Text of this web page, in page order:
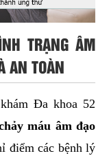
TRẠNG ÂM
AN TOÀN
Đa khoa 52
máu âm đạo
điểm các bệnh lý